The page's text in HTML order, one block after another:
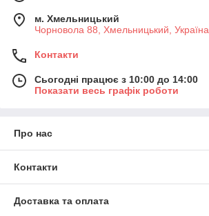
м. Хмельницький
Чорновола 88, Хмельницький, Україна
Контакти
Сьогодні працює з 10:00 до 14:00
Показати весь графік роботи
Про нас
Контакти
Доставка та оплата